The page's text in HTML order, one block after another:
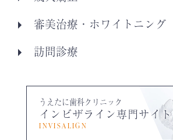
審美治療・ホワイトニング
訪問診療
うえたに歯科クリニック
インビザライン専門サイト
INVISALIGN